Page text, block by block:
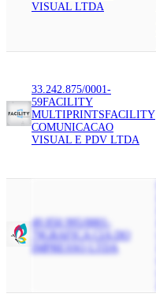
VISUAL LTDA
33.242.875/0001-
59FACILITY
MULTIPRINTSFACILITY
COMUNICACAO
VISUAL E PDV LTDA
49.850.995/0001-
GRAFICA CIA DO
IMPRESSO LTDA